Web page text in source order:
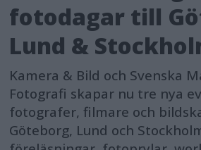
fotodagar till
Lund &
Kamera & Bild och Svenska
Fotografi skapar nu tre nya
fotografer, filmare och
Göteborg, Lund och